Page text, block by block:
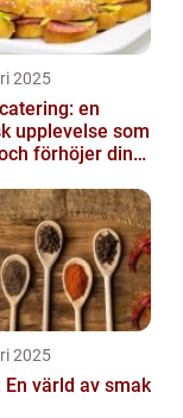
2025
en
upplevelse som
förhöjer din
2025
En värld av smak